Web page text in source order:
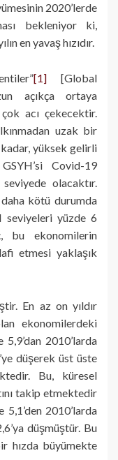
2020’lerde
bekleniyor ki,
en yavaş hızıdır.
[1][Global
açıkça ortaya
acı çekecektir.
uzak bir
yüksek gelirli
Covid-19
olacaktır.
kötü durumda
seviyeleri yüzde 6
bu ekonomilerin
etmesi yaklaşık
En az on yıldır
ekonomilerdeki
2010’larda
düşerek üst üste
Bu, küresel
takip etmektedir
2010’larda
düşmüştür. Bu
hızda büyümekte